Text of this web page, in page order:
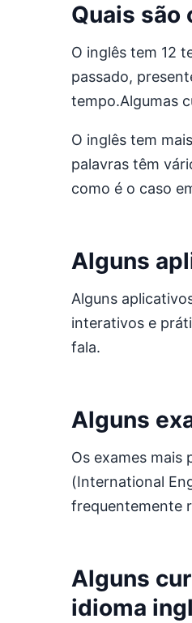
Quais são
O inglês tem 12
passado,
tempo.Algumas
O inglês tem
palavras têm
como é o caso
Alguns
Alguns
interativos e
fala.
Alguns
Os exames mais
(International
frequentemente
Alguns
idioma